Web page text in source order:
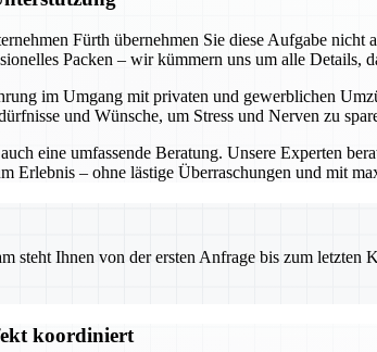
Fürth übernehmen Sie diese Aufgabe nicht
Packen – wir kümmern uns um alle Details,
im Umgang mit privaten und gewerblichen
und Wünsche, um Stress und Nerven zu
eine umfassende Beratung. Unsere Experten
– ohne lästige Überraschungen und mit
steht Ihnen von der ersten Anfrage bis zum
koordiniert